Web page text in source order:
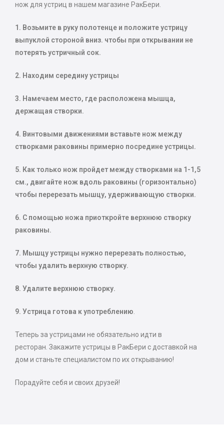
нож для устриц в нашем магазине РакБери.
1. Возьмите в руку полотенце и положите устрицу
выпуклой стороной вниз. чтобы при открывании не
потерять устричный сок.
2. Находим середину устрицы
3. Намечаем место, где расположена мышца,
держащая створки.
4. Винтовыми движениями вставьте нож между
створками раковины примерно посредине устрицы.
5. Как только нож пройдет между створками на 1-1,5
см., двигайте нож вдоль раковины (горизонтально)
чтобы перерезать мышцу, удерживающую створки.
6. С помощью ножа приоткройте верхнюю створку
раковины.
7. Мышцу устрицы нужно перерезать полностью,
чтобы удалить верхную створку.
8. Удалите верхнюю створку.
9. Устрица готова к употреблению.
Теперь за устрицами не обязательно идти в
ресторан. Закажите устрицы в РакБери с доставкой на
дом и станьте специалистом по их открыванию!
Порадуйте себя и своих друзей!